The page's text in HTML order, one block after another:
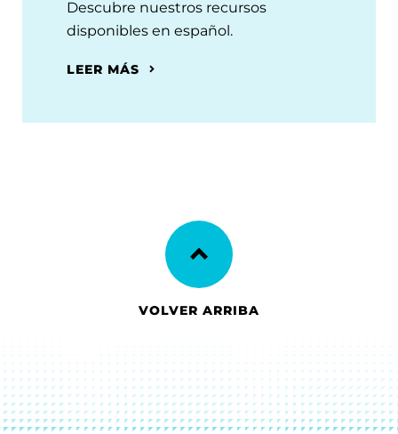
Descubre nuestros recursos
disponibles en español.
LEER MÁS
VOLVER ARRIBA